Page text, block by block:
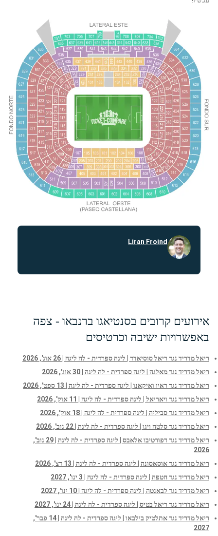
Liran Froind
אירועים קרובים בסנטיאגו ברנבאו - צפה
באפשרויות ישיבה וכרטיסים
ריאל מדריד נגד ריאל סוסיאדד | ליגה ספרדית - לה ליגה | 26 אוג', 2026
ריאל מדריד נגד מאלגה | ליגה ספרדית - לה ליגה | 30 אוג', 2026
ריאל מדריד נגד ראיו ואיקאנו | ליגה ספרדית - לה ליגה | 13 ספט', 2026
ריאל מדריד נגד ויאריאל | ליגה ספרדית - לה ליגה | 11 אוק', 2026
ריאל מדריד נגד סביליה | ליגה ספרדית - לה ליגה | 18 אוק', 2026
ריאל מדריד נגד סלטה ויגו | ליגה ספרדית - לה ליגה | 22 נוב', 2026
ריאל מדריד נגד דפורטיבו אלאבס | ליגה ספרדית - לה ליגה | 29 נוב',
2026
ריאל מדריד נגד אוסאסונה | ליגה ספרדית - לה ליגה | 13 דצ', 2026
ריאל מדריד נגד חטפה | ליגה ספרדית - לה ליגה | 3 ינו', 2027
ריאל מדריד נגד לבאנטה | ליגה ספרדית - לה ליגה | 10 ינו', 2027
ריאל מדריד נגד ריאל בטיס | ליגה ספרדית - לה ליגה | 24 ינו', 2027
ריאל מדריד נגד אתלטיק בילבאו | ליגה ספרדית - לה ליגה | 14 פבר',
2027